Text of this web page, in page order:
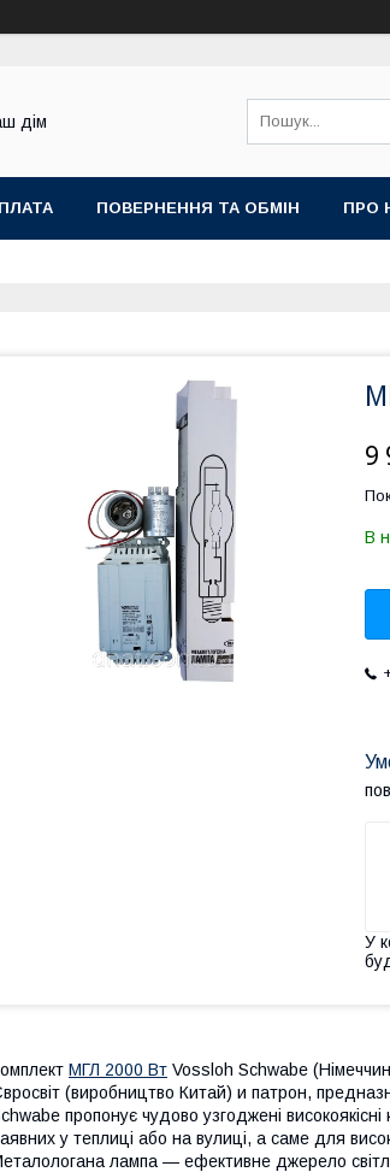
дім
ПОВЕРНЕННЯ ТА ОБМІН ПРО
9
В
У
МГЛ 2000 Вт Vossloh Schwabe
(виробництво Китай) и патрон,
пропонує чудово узгоджені
у теплиці або на вулиці, а саме для
лампа — ефективне джерело